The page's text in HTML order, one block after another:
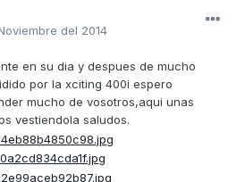
del 2014
en su dia y despues de mucho
por la xciting 400i espero
mucho de vosotros,aqui unas
vestiendola saludos.